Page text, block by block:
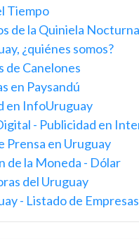
Tiempo
de la Quiniela Nocturna
¿quiénes somos?
de Canelones
en Paysandú
en InfoUruguay
- Publicidad en
Prensa en Uruguay
de la Moneda - Dólar
del Uruguay
- Listado de Empresas